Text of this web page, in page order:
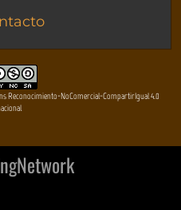
Reconocimiento-NoComercial-CompartirIgual 4.0